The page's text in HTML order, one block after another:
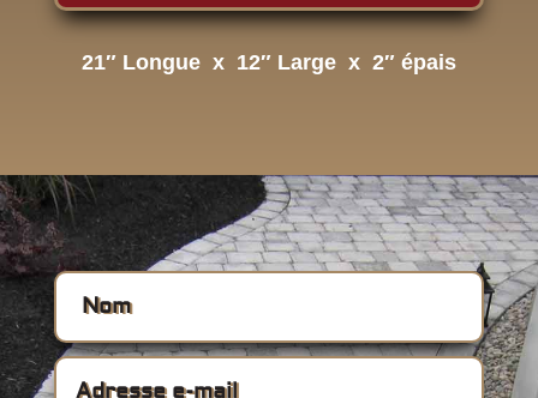
21″ Longue x 12″ Large x 2″ épais